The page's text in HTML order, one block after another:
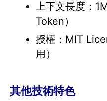
上下文長度：
Token）
授權：MIT
用）
其他技術特色